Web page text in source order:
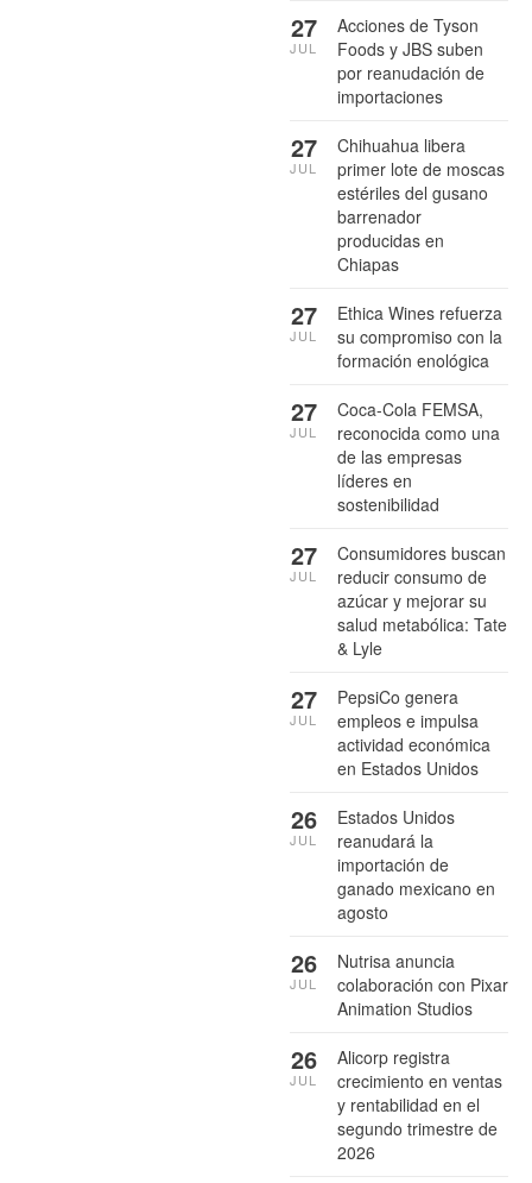
Acciones de Tyson
Foods y JBS suben
por reanudación de
importaciones
27
JUL
Chihuahua libera
primer lote de moscas
estériles del gusano
barrenador
producidas en
Chiapas
27
JUL
Ethica Wines refuerza
su compromiso con la
formación enológica
27
JUL
Coca-Cola FEMSA,
reconocida como una
de las empresas
líderes en
sostenibilidad
27
JUL
Consumidores buscan
reducir consumo de
azúcar y mejorar su
salud metabólica: Tate
& Lyle
27
JUL
PepsiCo genera
empleos e impulsa
actividad económica
en Estados Unidos
27
JUL
Estados Unidos
reanudará la
importación de
ganado mexicano en
agosto
26
JUL
Nutrisa anuncia
colaboración con Pixar
Animation Studios
26
JUL
Alicorp registra
crecimiento en ventas
y rentabilidad en el
segundo trimestre de
2026
26
JUL